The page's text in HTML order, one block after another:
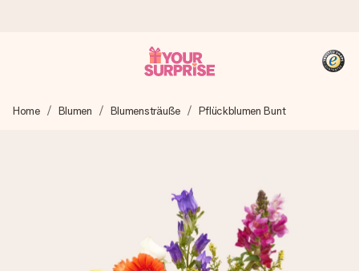
Wir bereiten dein Geschenk sorgfältig vor und schicken es
4,8 (basierend auf +15.000 Bewertungen)
Unsere Geschenke begeistern. Kunden bewerten uns mit
4,8 bei Google Reviews (Gesamtergebnis aller Länder, in
Home Blumen Blumensträuße Pflückblumen Bunt